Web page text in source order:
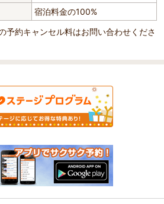
宿泊料金の100%
予約キャンセル料はお問い合わせくださ